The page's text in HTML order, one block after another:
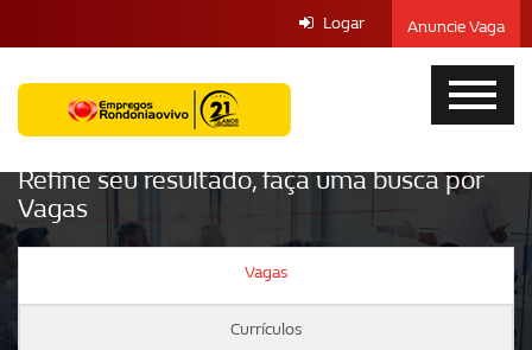
Logar Anuncie Vaga
Refine seu resultado, faça uma busca por
Vagas
Vagas
Currículos